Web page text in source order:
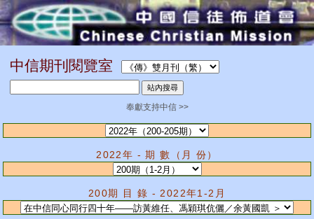
中信期刊閱覽室
奉獻支持中信 >>
2022年 - 期 數（月 份）
200期 目 錄 - 2022年1-2月